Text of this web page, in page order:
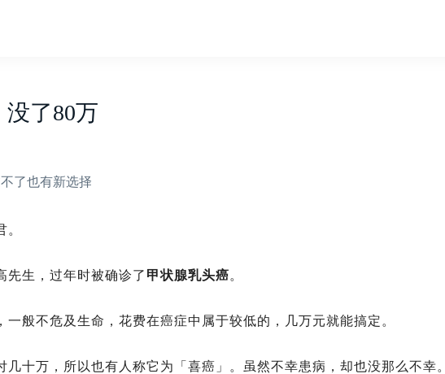
了80万
了也有新选择
先生，过年时被确诊了 甲状腺乳头癌。
一般不危及生命，花费在癌症中属于较低的，几万元就能搞定。
几十万，所以也有人称它为「喜癌」。虽然不幸患病，却也没那么不幸。